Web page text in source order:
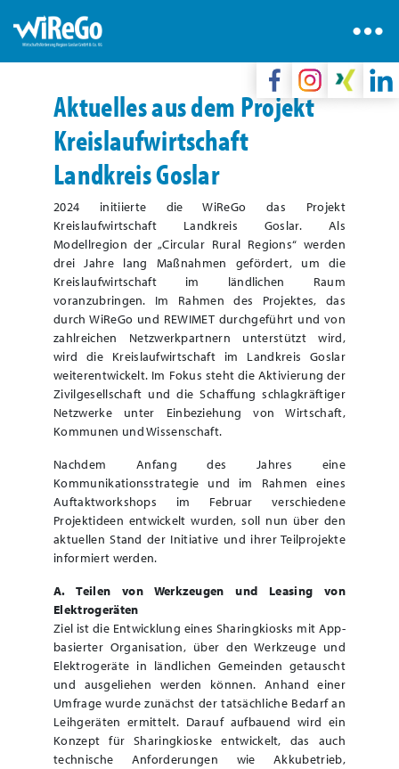
Aktuelles aus dem Projekt
Kreislaufwirtschaft
Landkreis Goslar
2024 initiierte die WiReGo das Projekt
Kreislaufwirtschaft Landkreis Goslar. Als
Modellregion der „Circular Rural Regions“ werden
drei Jahre lang Maßnahmen gefördert, um die
Kreislaufwirtschaft im ländlichen Raum
voranzubringen. Im Rahmen des Projektes, das
durch WiReGo und REWIMET durchgeführt und von
zahlreichen Netzwerkpartnern unterstützt wird,
wird die Kreislaufwirtschaft im Landkreis Goslar
weiterentwickelt. Im Fokus steht die Aktivierung der
Zivilgesellschaft und die Schaffung schlagkräftiger
Netzwerke unter Einbeziehung von Wirtschaft,
Kommunen und Wissenschaft.
Nachdem Anfang des Jahres eine
Kommunikationsstrategie und im Rahmen eines
Auftaktworkshops im Februar verschiedene
Projektideen entwickelt wurden, soll nun über den
aktuellen Stand der Initiative und ihrer Teilprojekte
informiert werden.
A. Teilen von Werkzeugen und Leasing von
Elektrogeräten
Ziel ist die Entwicklung eines Sharingkiosks mit App-
basierter Organisation, über den Werkzeuge und
Elektrogeräte in ländlichen Gemeinden getauscht
und ausgeliehen werden können. Anhand einer
Umfrage wurde zunächst der tatsächliche Bedarf an
Leihgeräten ermittelt. Darauf aufbauend wird ein
Konzept für Sharingkioske entwickelt, das auch
technische Anforderungen wie Akkubetrieb,